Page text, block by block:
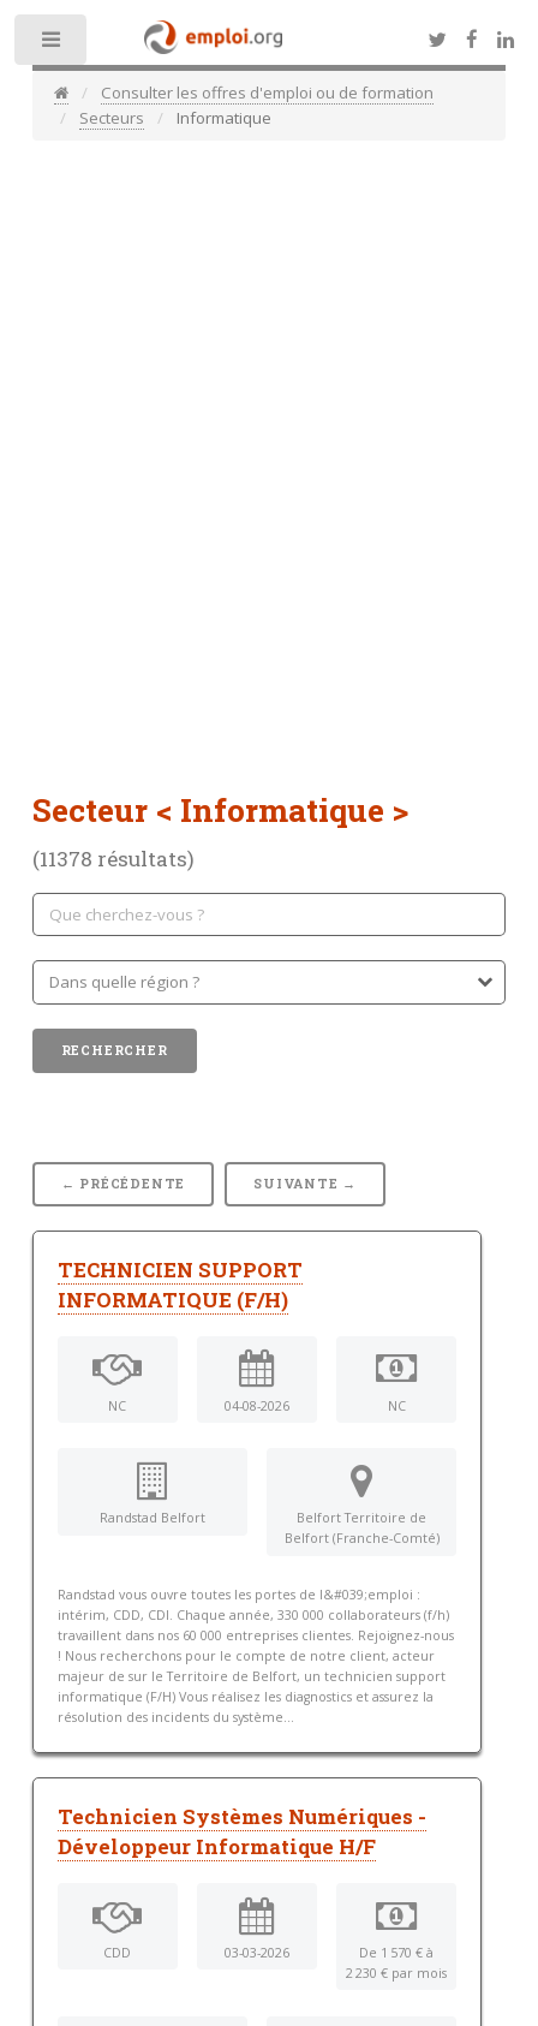
Consulter les offres d'emploi ou de formation
Secteurs
Informatique
Secteur < Informatique >
(11378 résultats)
← PRÉCÉDENTE SUIVANTE →
TECHNICIEN SUPPORT
INFORMATIQUE (F/H)
NC 04-08-2026 NC
Randstad Belfort
Belfort Territoire de
Belfort (Franche-Comté)
Randstad vous ouvre toutes les portes de l&#039;emploi :
intérim, CDD, CDI. Chaque année, 330 000 collaborateurs (f/h)
travaillent dans nos 60 000 entreprises clientes. Rejoignez-nous
! Nous recherchons pour le compte de notre client, acteur
majeur de sur le Territoire de Belfort, un technicien support
informatique (F/H) Vous réalisez les diagnostics et assurez la
résolution des incidents du système...
Technicien Systèmes Numériques -
Développeur Informatique H/F
CDD 03-03-2026
De 1 570 € à
2 230 € par mois
Toggle